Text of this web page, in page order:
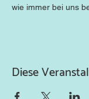
wie immer bei uns
Diese